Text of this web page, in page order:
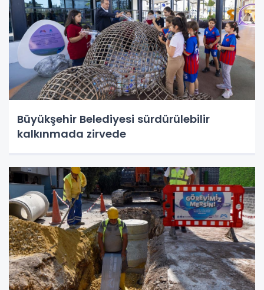
Büyükşehir Belediyesi sürdürülebilir
kalkınmada zirvede